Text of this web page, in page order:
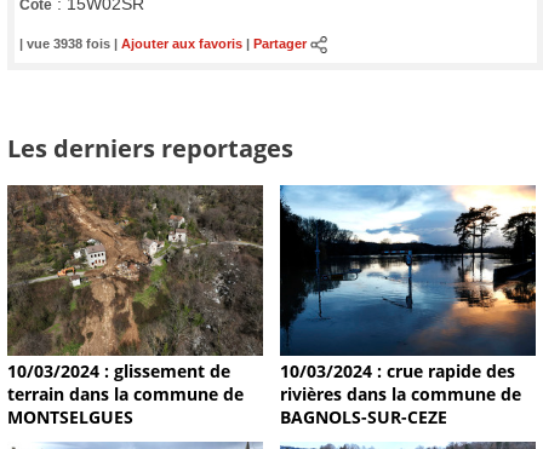
Cote : 15W02SR
| vue 3938 fois | Ajouter aux favoris Partager
Les derniers reportages
10/03/2024 : glissement de
terrain dans la commune de
MONTSELGUES
10/03/2024 : crue rapide des
rivières dans la commune de
BAGNOLS-SUR-CEZE